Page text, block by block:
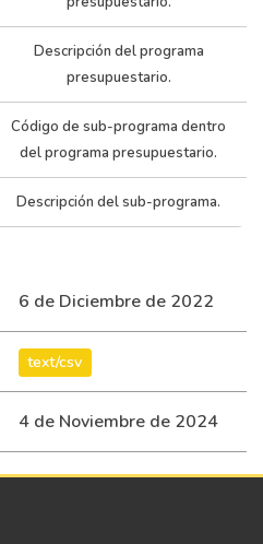
Descripción del programa
presupuestario.
Código de sub-programa dentro
del programa presupuestario.
Descripción del sub-programa.
6 de Diciembre de 2022
text/csv
4 de Noviembre de 2024